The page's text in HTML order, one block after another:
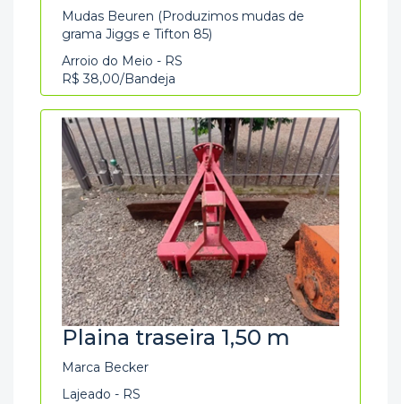
Mudas Beuren (Produzimos mudas de
grama Jiggs e Tifton 85)
Arroio do Meio - RS
R$ 38,00/Bandeja
Plaina traseira 1,50 m
Marca Becker
Lajeado - RS